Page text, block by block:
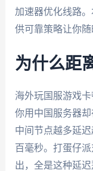
加速器优化线路
供可靠策略让你随
为什么距
海外玩国服游戏
你用中国服务器却
中间节点越多延
百毫秒。打蛋仔
出，全是这种延